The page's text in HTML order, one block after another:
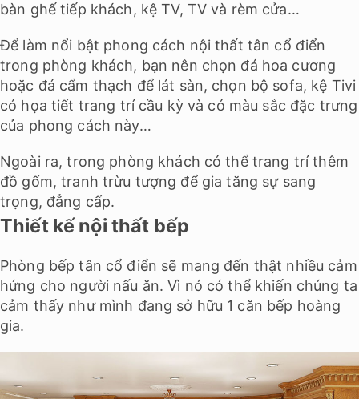
bàn ghế tiếp khách, kệ TV, TV và rèm cửa…
Để làm nổi bật phong cách nội thất tân cổ điển
trong phòng khách, bạn nên chọn đá hoa cương
hoặc đá cẩm thạch để lát sàn, chọn bộ sofa, kệ Tivi
có họa tiết trang trí cầu kỳ và có màu sắc đặc trưng
của phong cách này…
Ngoài ra, trong phòng khách có thể trang trí thêm
đồ gốm, tranh trừu tượng để gia tăng sự sang
trọng, đẳng cấp.
Thiết kế nội thất bếp
Phòng bếp tân cổ điển sẽ mang đến thật nhiều cảm
hứng cho người nấu ăn. Vì nó có thể khiến chúng ta
cảm thấy như mình đang sở hữu 1 căn bếp hoàng
gia.